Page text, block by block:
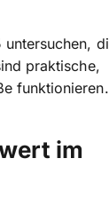
praktische,
funktionieren.
im